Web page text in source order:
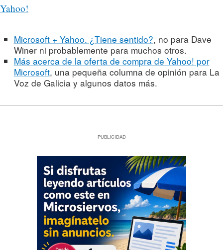
Yahoo!
Microsoft + Yahoo. ¿Tiene sentido?, no para Dave
Winer ni probablemente para muchos otros.
Más acerca de la oferta de compra de Yahoo! por
Microsoft, una pequeña columna de opinión para La
Voz de Galicia y algunos datos más.
PUBLICIDAD